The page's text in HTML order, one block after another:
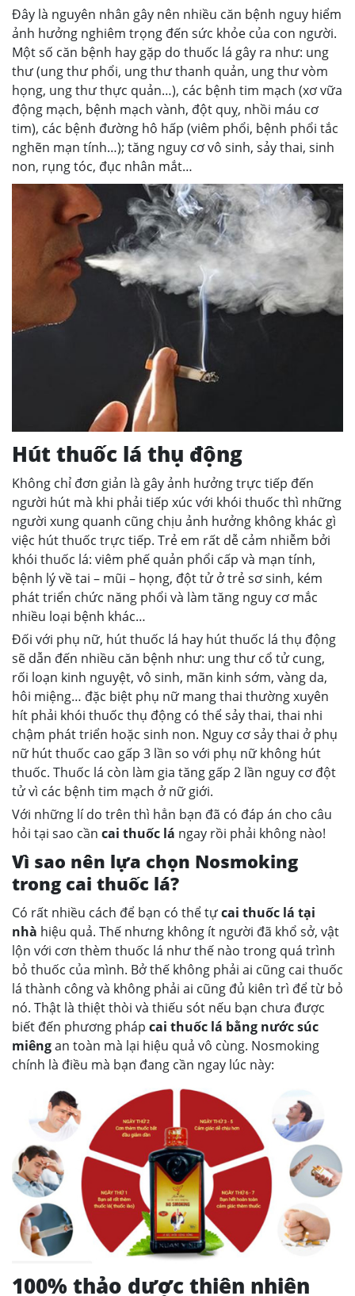
Đây là nguyên nhân gây nên nhiều căn bệnh nguy hiểm
ảnh hưởng nghiêm trọng đến sức khỏe của con người.
Một số căn bệnh hay gặp do thuốc lá gây ra như: ung
thư (ung thư phổi, ung thư thanh quản, ung thư vòm
họng, ung thư thực quản…), các bệnh tim mạch (xơ vữa
động mạch, bệnh mạch vành, đột quỵ, nhồi máu cơ
tim), các bệnh đường hô hấp (viêm phổi, bệnh phổi tắc
nghẽn mạn tính…); tăng nguy cơ vô sinh, sảy thai, sinh
non, rụng tóc, đục nhân mắt…
Hút thuốc lá thụ động
Không chỉ đơn giản là gây ảnh hưởng trực tiếp đến
người hút mà khi phải tiếp xúc với khói thuốc thì những
người xung quanh cũng chịu ảnh hưởng không khác gì
việc hút thuốc trực tiếp. Trẻ em rất dễ cảm nhiễm bởi
khói thuốc lá: viêm phế quản phổi cấp và mạn tính,
bệnh lý về tai – mũi – họng, đột tử ở trẻ sơ sinh, kém
phát triển chức năng phổi và làm tăng nguy cơ mắc
nhiều loại bệnh khác…
Ðối với phụ nữ, hút thuốc lá hay hút thuốc lá thụ động
sẽ dẫn đến nhiều căn bệnh như: ung thư cổ tử cung,
rối loạn kinh nguyệt, vô sinh, mãn kinh sớm, vàng da,
hôi miệng… đặc biệt phụ nữ mang thai thường xuyên
hít phải khói thuốc thụ động có thể sảy thai, thai nhi
chậm phát triển hoặc sinh non. Nguy cơ sảy thai ở phụ
nữ hút thuốc cao gấp 3 lần so với phụ nữ không hút
thuốc. Thuốc lá còn làm gia tăng gấp 2 lần nguy cơ đột
tử vì các bệnh tim mạch ở nữ giới.
Với những lí do trên thì hẳn bạn đã có đáp án cho câu
hỏi tại sao cần cai thuốc lá ngay rồi phải không nào!
Vì sao nên lựa chọn Nosmoking
trong cai thuốc lá?
Có rất nhiều cách để bạn có thể tựcai thuốc lá tại
nhà hiệu quả. Thế nhưng không ít người đã khổ sở, vật
lộn với cơn thèm thuốc lá như thế nào trong quá trình
bỏ thuốc của mình. Bở thế không phải ai cũng cai thuốc
lá thành công và không phải ai cũng đủ kiên trì để từ bỏ
nó. Thật là thiệt thòi và thiếu sót nếu bạn chưa được
biết đến phương pháp cai thuốc lá bằng nước súc
miêngan toàn mà lại hiệu quả vô cùng. Nosmoking
chính là điều mà bạn đang cần ngay lúc này:
100% thảo dược thiên nhiên